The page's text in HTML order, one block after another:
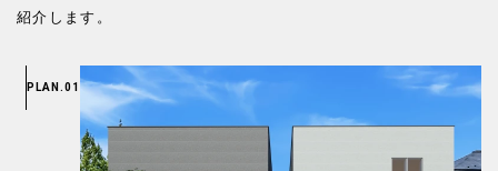
紹介します。
PLAN.01